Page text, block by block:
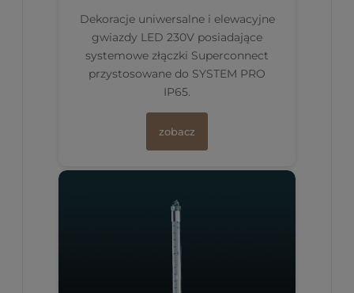
Dekoracje uniwersalne i elewacyjne
gwiazdy LED 230V posiadające
systemowe złączki Superconnect
przystosowane do SYSTEM PRO
IP65.
zobacz